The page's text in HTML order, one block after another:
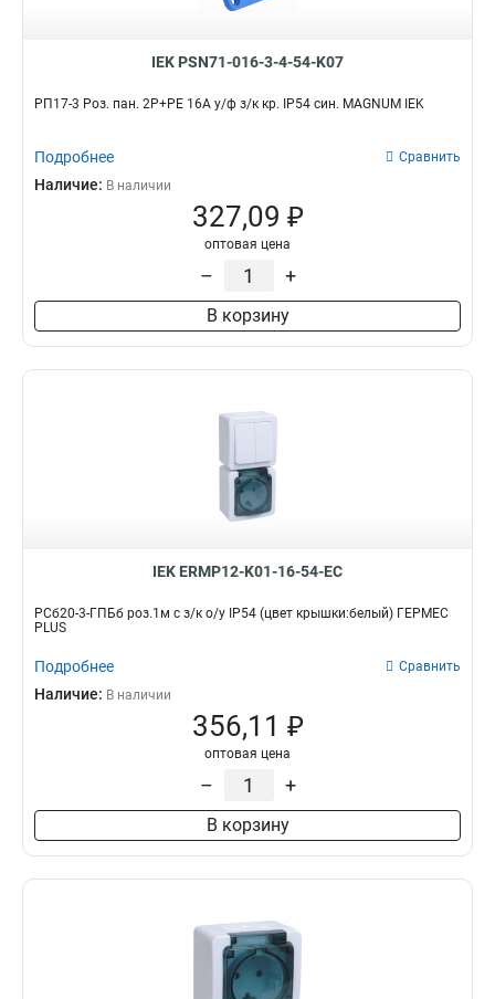
IEK PSN71-016-3-4-54-K07
РП17-3 Роз. пан. 2Р+РЕ 16А у/ф з/к кр. IP54 син. MAGNUM IEK
Подробнее Сравнить
Наличие: В наличии
327,09 ₽
оптовая цена
– +
В корзину
IEK ERMP12-K01-16-54-EC
РСб20-3-ГПБб роз.1м с з/к о/у IP54 (цвет крышки:белый) ГЕРМЕС
PLUS
Подробнее Сравнить
Наличие: В наличии
356,11 ₽
оптовая цена
– +
В корзину